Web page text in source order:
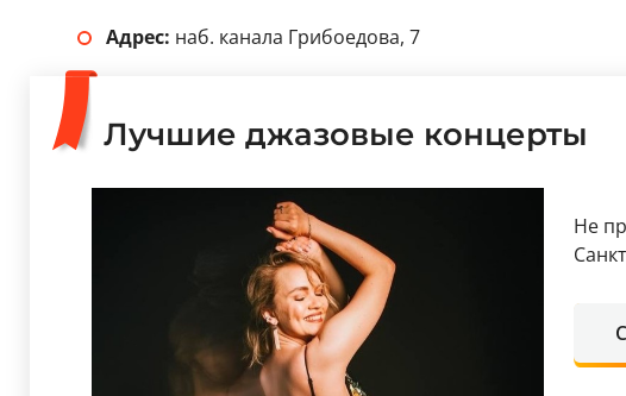
Адрес: наб. канала Грибоедова, 7
Лучшие джазовые концерты
Не